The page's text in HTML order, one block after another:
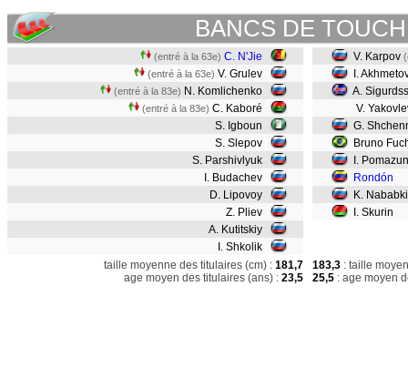
BANCS DE
(entré à la 63e) C. N'Jie
(entré à la 63e) V. Grulev
(entré à la 83e) N. Komlichenko
(entré à la 83e) C. Kaboré
S. Igboun
S. Slepov
S. Parshivlyuk
I. Budachev
D. Lipovoy
Z. Pliev
A. Kutitskiy
I. Shkolik
V. Karpov
I.
A.
V.
G.
Bruno
I. Pomazun
Rondón
K.
I. Skurin
taille moyenne des titulaires (cm) : 181,7
age moyen des titulaires (ans) : 23,5
183,3 : taille
25,5 : age moyen